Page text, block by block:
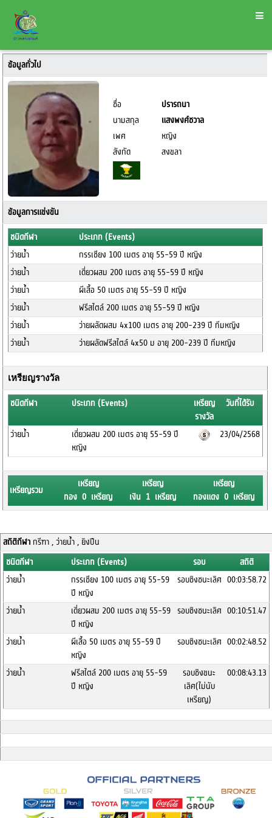
ข้อมูลทั่วไป
ชื่อ
ปรารถนา
นามสกุล
แสงพงศ์ชวาล
เพศ
หญิง
สังกัด
สงขลา
ข้อมูลการแข่งขัน
ชนิดกีฬา
ประเภท (Events)
ว่ายน้ำ
กรรเชียง 100 เมตร อายุ 55-59 ปี หญิง
ว่ายน้ำ
เดี่ยวผสม 200 เมตร อายุ 55-59 ปี หญิง
ว่ายน้ำ
ผีเสื้อ 50 เมตร อายุ 55-59 ปี หญิง
ว่ายน้ำ
ฟรีสไตล์ 200 เมตร อายุ 55-59 ปี หญิง
ว่ายน้ำ
ว่ายผลัดผสม 4x100 เมตร อายุ 200-239 ปี ทีมหญิง
ว่ายน้ำ
ว่ายผลัดฟรีสไตล์ 4x50 ม อายุ 200-239 ปี ทีมหญิง
เหรียญรางวัล
ชนิดกีฬา ประเภท (Events)
เหรียญ
รางวัล
วันที่ได้รับ
ว่ายน้ำ
เดี่ยวผสม 200 เมตร อายุ 55-59 ปี
หญิง
23/04/2568
เหรียญรวม
เหรียญ
ทอง 0 เหรียญ
เหรียญ
เงิน 1 เหรียญ
เหรียญ
ทองแดง 0 เหรียญ
สถิติกีฬากรีฑา , ว่ายน้ำ , ยิงปืน
ชนิดกีฬา
ประเภท (Events) รอบ
สถิติ
ว่ายน้ำ
กรรเชียง 100 เมตร อายุ 55-59
ปี หญิง
รอบชิงชนะเลิศ 00:03:58.72
ว่ายน้ำ
เดี่ยวผสม 200 เมตร อายุ 55-59
ปี หญิง
รอบชิงชนะเลิศ 00:10:51.47
ว่ายน้ำ
ผีเสื้อ 50 เมตร อายุ 55-59 ปี
หญิง
รอบชิงชนะเลิศ 00:02:48.52
ว่ายน้ำ
ฟรีสไตล์ 200 เมตร อายุ 55-59
ปี หญิง
รอบชิงขนะ
เลิศ(ไม่นับ
เหรียญ)
00:08:43.13